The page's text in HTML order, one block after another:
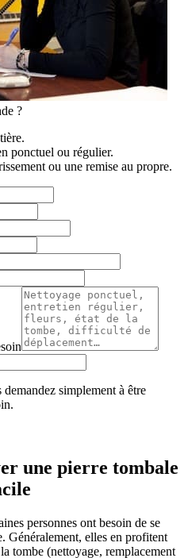
?
ponctuel ou régulier.
ou une remise au propre.
simplement à être
une pierre tombale
personnes ont besoin de se
Généralement, elles en profitent
tombe (nettoyage, remplacement